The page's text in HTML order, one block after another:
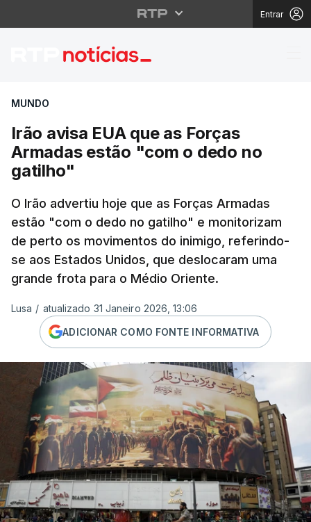
Entrar
Irão avisa EUA que
MUNDO
Irão avisa EUA que as Forças
Armadas estão "com o dedo no
gatilho"
O Irão advertiu hoje que as Forças Armadas
estão "com o dedo no gatilho" e monitorizam
de perto os movimentos do inimigo, referindo-
se aos Estados Unidos, que deslocaram uma
grande frota para o Médio Oriente.
Lusa / atualizado 31 Janeiro 2026, 13:06
ADICIONAR COMO FONTE INFORMATIVA